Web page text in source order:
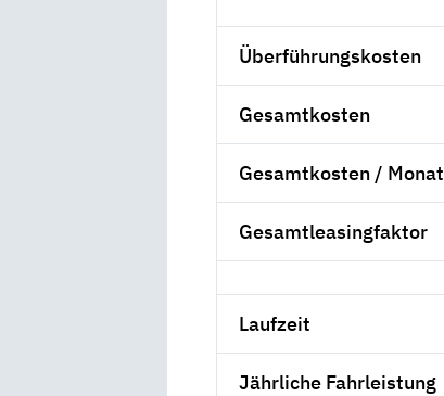
Überführungskosten
Gesamtkosten
Gesamtkosten / Monat
Gesamtleasingfaktor
Laufzeit
Jährliche Fahrleistung